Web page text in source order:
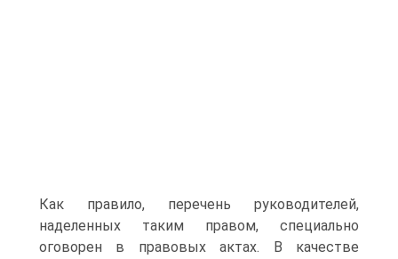
Как правило, перечень руководителей,
наделенных таким правом, специально
оговорен в правовых актах. В качестве